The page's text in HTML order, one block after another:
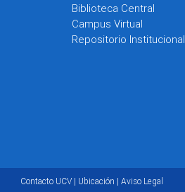
Biblioteca Central
Campus Virtual
Repositorio Institucional
Contacto UCV| Ubicación | Aviso Legal